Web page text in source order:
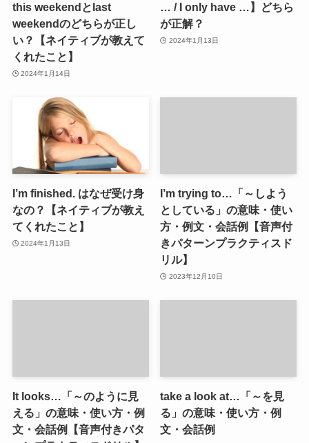
this weekendとlast
weekendのどちらが正し
い？【ネイティブが教えて
くれたこと】
2024年1月14日
… / I only have …】どちら
が正解？
2024年1月13日
I’m finished. はなぜ受け身
なの？【ネイティブが教え
てくれたこと】
2024年1月13日
I’m trying to…「～しよう
としている」の意味・使い
方・例文・会話例【音声付
きパターンプラクティスド
リル】
2023年12月10日
It looks…「～のように見
える」の意味・使い方・例
文・会話例【音声付きパタ
take a look at…「～を見
る」の意味・使い方・例
文・会話例